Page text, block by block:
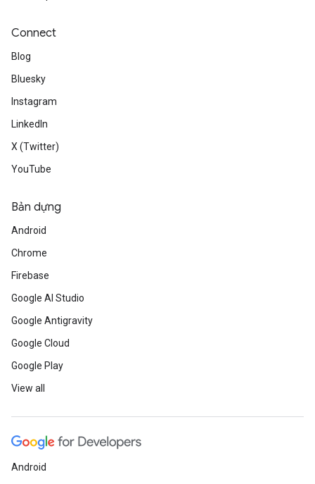
Connect
Blog
Bluesky
Instagram
LinkedIn
X (Twitter)
YouTube
Bản dựng
Android
Chrome
Firebase
Google AI Studio
Google Antigravity
Google Cloud
Google Play
View all
Android